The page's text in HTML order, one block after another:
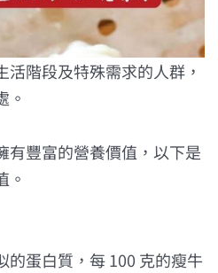
階段及特殊需求的人群，
。
有豐富的營養價值，以下是
。
的蛋白質，每 100 克的瘦牛